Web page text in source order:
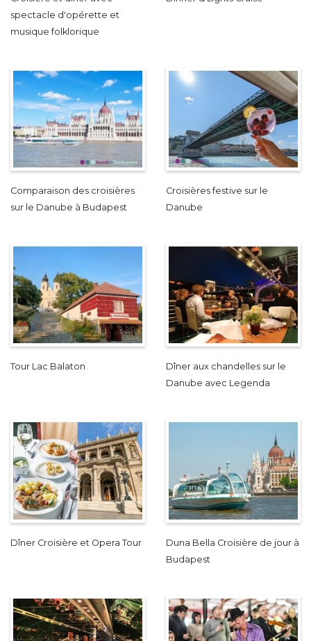
spectacle d'opérette et
musique folklorique
Comparaison des croisières
sur le Danube à Budapest
Croisières festive sur le
Danube
Tour Lac Balaton
Dîner aux chandelles sur le
Danube avec Legenda
Dîner Croisière et Opera Tour
Duna Bella Croisière de jour à
Budapest